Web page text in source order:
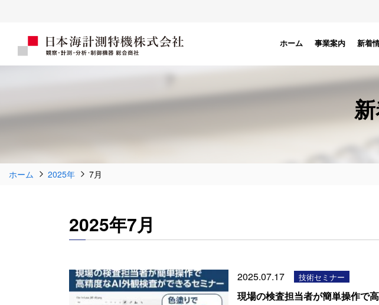
ホーム 事業案内 新着
ホーム 2025年 7月
2025年7月
2025.07.17 技術セミナー
現場の検査担当者が簡単操作で